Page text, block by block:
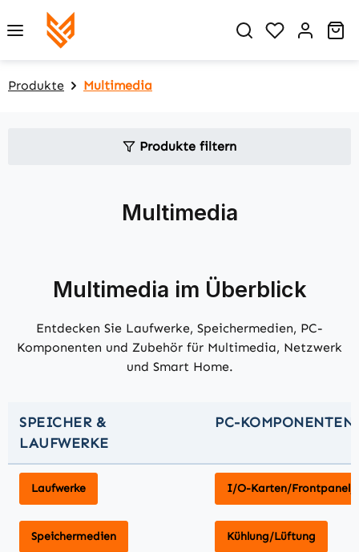
Zum Hauptinhalt springen
Du hast 0
Produkte Multimedia
Produkte filtern
Multimedia
Multimedia im Überblick
Entdecken Sie Laufwerke, Speichermedien, PC-
Komponenten und Zubehör für Multimedia, Netzwerk
und Smart Home.
SPEICHER &
LAUFWERKE
PC-KOMPONENTEN
Laufwerke I/O-Karten/Frontpanel/
Speichermedien Kühlung/Lüftung